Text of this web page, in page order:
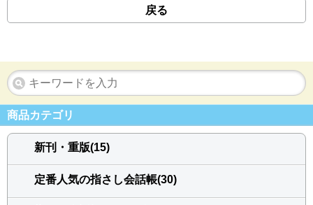
戻る
商品カテゴリ
新刊・重版(15)
定番人気の指さし会話帳(30)